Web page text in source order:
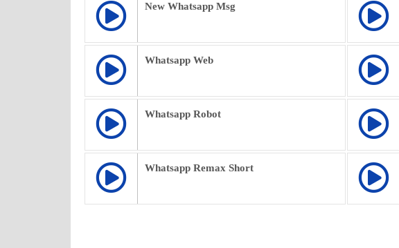
New Whatsapp Msg
Whatsapp Web
Whatsapp Robot
Whatsapp Remax Short